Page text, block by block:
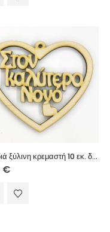
Καρδιά ξύλινη κρεμαστή 10 εκ. διάτρητη (Στον καλύτερο Νονό)
€